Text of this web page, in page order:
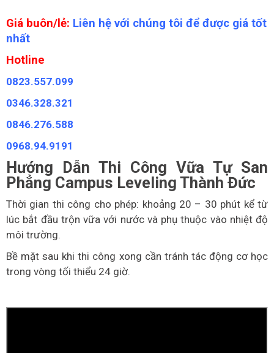
Giá buôn/lẻ: Liên hệ với chúng tôi để được giá tốt
nhất
Hotline
0823.557.099
0346.328.321
0846.276.588
0968.94.9191
Hướng Dẫn Thi Công Vữa Tự San
Phẳng Campus Leveling Thành Đức
Thời gian thi công cho phép: khoảng 20 – 30 phút kể từ
lúc bắt đầu trộn vữa với nước và phụ thuộc vào nhiệt độ
môi trường.
Bề mặt sau khi thi công xong cần tránh tác động cơ học
trong vòng tối thiểu 24 giờ.